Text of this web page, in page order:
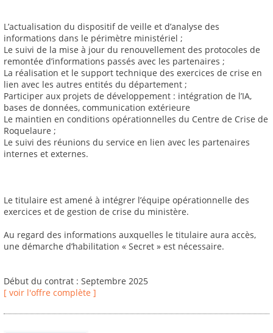
L’actualisation du dispositif de veille et d’analyse des
informations dans le périmètre ministériel ;
Le suivi de la mise à jour du renouvellement des protocoles de
remontée d’informations passés avec les partenaires ;
La réalisation et le support technique des exercices de crise en
lien avec les autres entités du département ;
Participer aux projets de développement : intégration de l’IA,
bases de données, communication extérieure
Le maintien en conditions opérationnelles du Centre de Crise de
Roquelaure ;
Le suivi des réunions du service en lien avec les partenaires
internes et externes.
Le titulaire est amené à intégrer l’équipe opérationnelle des
exercices et de gestion de crise du ministère.
Au regard des informations auxquelles le titulaire aura accès,
une démarche d’habilitation « Secret » est nécessaire.
Début du contrat : Septembre 2025
[ voir l'offre complète ]